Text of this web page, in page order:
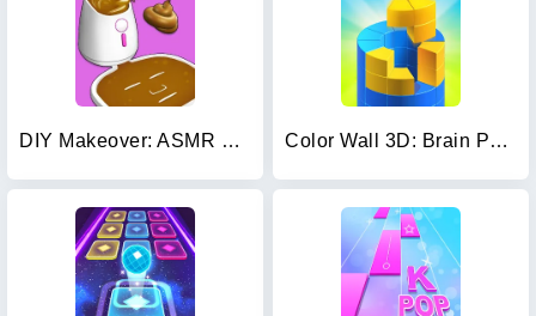
DIY Makeover: ASMR Mask 3D Color Wall 3D: Brain Puzzle